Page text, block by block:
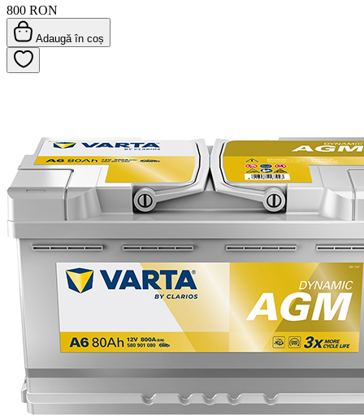
800 RON
Adaugă în coș